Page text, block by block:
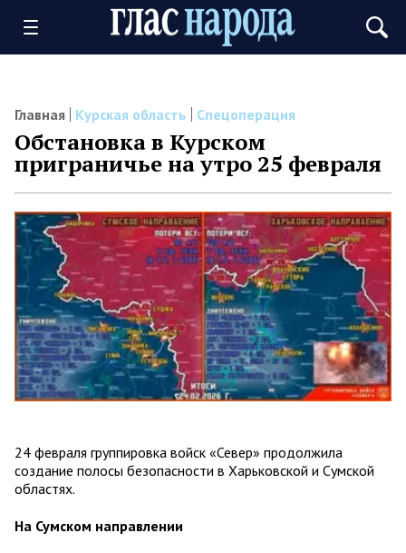
Главная Курская область Спецоперация
Обстановка в Курском
приграничье на утро 25 февраля
24 февраля группировка войск «Север» продолжила
создание полосы безопасности в Харьковской и Сумской
областях.
На Сумском направлении